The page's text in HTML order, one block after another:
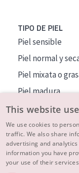
TIPO DE PIEL
Piel sensible
Piel normal y
Piel mixata o
Piel madura
Piel expuesta al
Piel menopáusica
MÁS SOBRE
INSPIRACIÓN
This website
We use cookies to
traffic. We also share
advertising and
information you have
your use of their